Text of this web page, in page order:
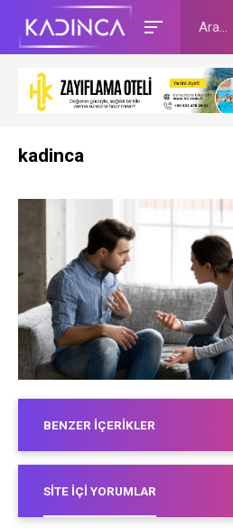
kadinca
BENZER İÇERIKLER
SITE İÇI YORUMLAR